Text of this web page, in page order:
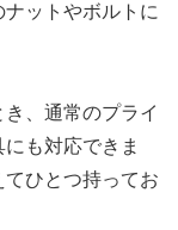
ットやボルトに
、通常のプライ
も対応できま
ひとつ持ってお